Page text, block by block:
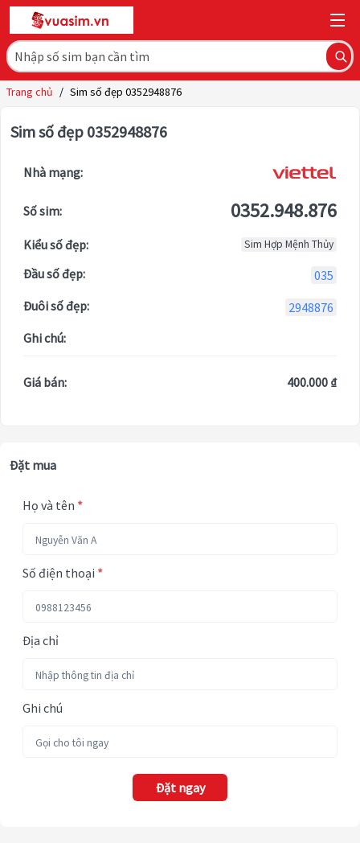
Trang chủ / Sim số đẹp 0352948876
Sim số đẹp 0352948876
Nhà mạng:
Số sim: 0352.948.876
Kiểu số đẹp: Sim Hợp Mệnh Thủy
Đầu số đẹp:
035
Đuôi số đẹp:
2948876
Ghi chú:
Giá bán: 400.000 ₫
Đặt mua
Họ và tên *
Số điện thoại *
Địa chỉ
Ghi chú
Đặt ngay